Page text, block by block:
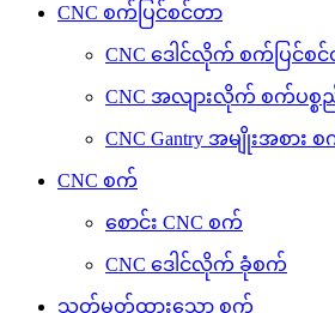
CNC စက်ပြင်စင်တာ
CNC ဒေါင်လိုက် စက်ပြင်စ
CNC အလျားလိုက် စက်ပစ္စ
CNC Gantry အမျိုးအစား
CNC စက်
စောင်း CNC စက်
CNC ဒေါင်လိုက် ခုံစက်
သတ်မှတ်ထားသော စက်